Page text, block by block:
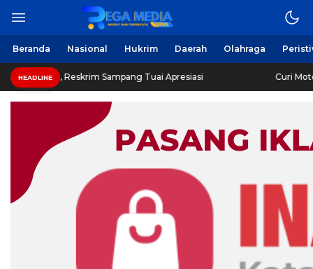
Beranda Nasional Hukrim Daerah Olahraga
HEADLINE
Reskrim Sampang Tuai Apresiasi Curi Motor! Dua